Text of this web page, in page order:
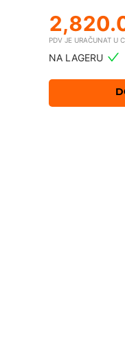
PDV JE URAČUNAT U
NA LAGERU